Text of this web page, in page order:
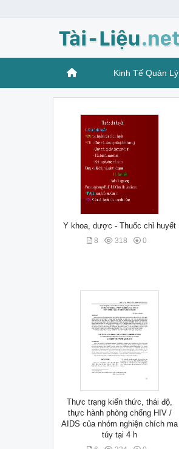
Kinh Tế Quản Lý
Y khoa, dược - Thuốc chỉ huyết
8 318 0
Thực trạng kiến thức, thái độ,
thực hành phòng chống HIV /
AIDS của nhóm nghiện chích ma
túy tại 4 h